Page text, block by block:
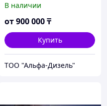
В наличии
от900 000₸
Купить
ТОО "Альфа-Дизель"